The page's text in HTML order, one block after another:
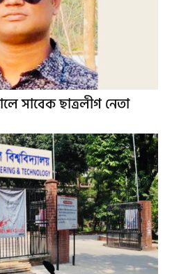
সাবেক ছাত্রলীগ নেতা